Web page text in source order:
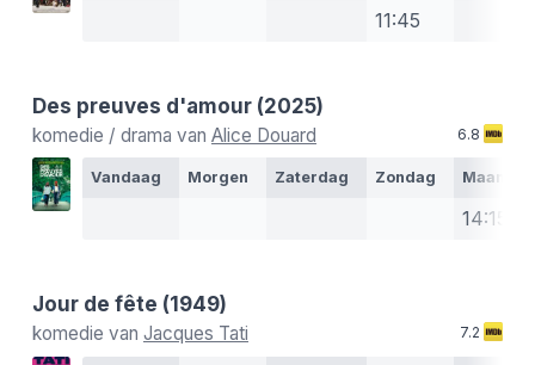
11:45
Des preuves d'amour (2025)
komedie / drama van Alice Douard 6.8
Vandaag Morgen Zaterdag Zondag Maandag
14:15
Jour de fête (1949)
komedie van Jacques Tati 7.2